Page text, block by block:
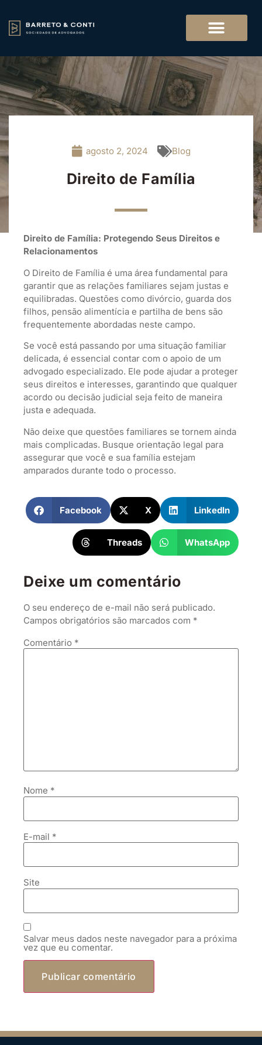
agosto 2, 2024 Blog
Direito de Família
Direito de Família: Protegendo Seus Direitos e
Relacionamentos
O Direito de Família é uma área fundamental para
garantir que as relações familiares sejam justas e
equilibradas. Questões como divórcio, guarda dos
filhos, pensão alimentícia e partilha de bens são
frequentemente abordadas neste campo.
Se você está passando por uma situação familiar
delicada, é essencial contar com o apoio de um
advogado especializado. Ele pode ajudar a proteger
seus direitos e interesses, garantindo que qualquer
acordo ou decisão judicial seja feito de maneira
justa e adequada.
Não deixe que questões familiares se tornem ainda
mais complicadas. Busque orientação legal para
assegurar que você e sua família estejam
amparados durante todo o processo.
Facebook X LinkedIn
Threads WhatsApp
Deixe um comentário
O seu endereço de e-mail não será publicado.
Campos obrigatórios são marcados com *
Comentário *
Nome *
E-mail *
Site
Salvar meus dados neste navegador para a próxima
vez que eu comentar.